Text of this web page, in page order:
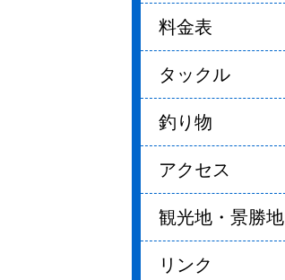
料金表
タックル
釣り物
アクセス
観光地・景勝地
リンク